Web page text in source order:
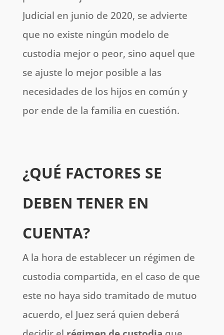
Judicial en junio de 2020, se advierte
que no existe ningún modelo de
custodia mejor o peor, sino aquel que
se ajuste lo mejor posible a las
necesidades de los hijos en común y
por ende de la familia en cuestión.
¿QUÉ FACTORES SE
DEBEN TENER EN
CUENTA?
A la hora de establecer un régimen de
custodia compartida, en el caso de que
este no haya sido tramitado de mutuo
acuerdo, el Juez será quien deberá